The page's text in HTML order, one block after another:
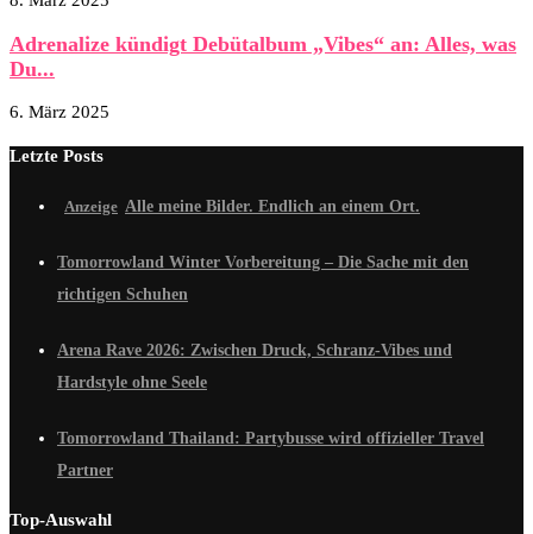
Adrenalize kündigt Debütalbum „Vibes“ an: Alles, was
Du...
6. März 2025
Letzte Posts
Alle meine Bilder. Endlich an einem Ort.
Tomorrowland Winter Vorbereitung – Die Sache mit den
richtigen Schuhen
Arena Rave 2026: Zwischen Druck, Schranz-Vibes und
Hardstyle ohne Seele
Tomorrowland Thailand: Partybusse wird offizieller Travel
Partner
Top-Auswahl